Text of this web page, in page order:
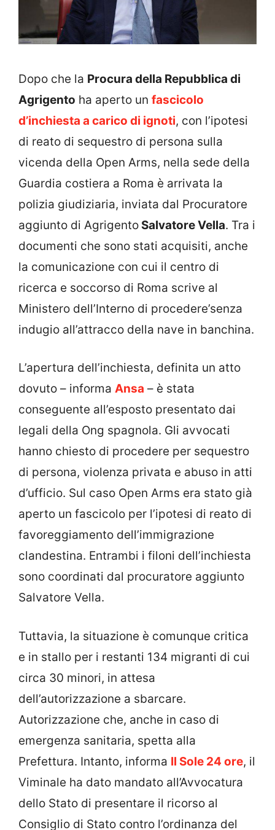
Dopo che la Procura della Repubblica di
Agrigento ha aperto un fascicolo
d’inchiesta a carico di ignoti, con l’ipotesi
di reato di sequestro di persona sulla
vicenda della Open Arms, nella sede della
Guardia costiera a Roma è arrivata la
polizia giudiziaria, inviata dal Procuratore
aggiunto di Agrigento Salvatore Vella. Tra i
documenti che sono stati acquisiti, anche
la comunicazione con cui il centro di
ricerca e soccorso di Roma scrive al
Ministero dell’Interno di procedere’senza
indugio all’attracco della nave in banchina.
L’apertura dell’inchiesta, definita un atto
dovuto – informa Ansa – è stata
conseguente all’esposto presentato dai
legali della Ong spagnola. Gli avvocati
hanno chiesto di procedere per sequestro
di persona, violenza privata e abuso in atti
d’ufficio. Sul caso Open Arms era stato già
aperto un fascicolo per l’ipotesi di reato di
favoreggiamento dell’immigrazione
clandestina. Entrambi i filoni dell’inchiesta
sono coordinati dal procuratore aggiunto
Salvatore Vella.
Tuttavia, la situazione è comunque critica
e in stallo per i restanti 134 migranti di cui
circa 30 minori, in attesa
dell’autorizzazione a sbarcare.
Autorizzazione che, anche in caso di
emergenza sanitaria, spetta alla
Prefettura. Intanto, informa Il Sole 24 ore, il
Viminale ha dato mandato all’Avvocatura
dello Stato di presentare il ricorso al
Consiglio di Stato contro l’ordinanza del